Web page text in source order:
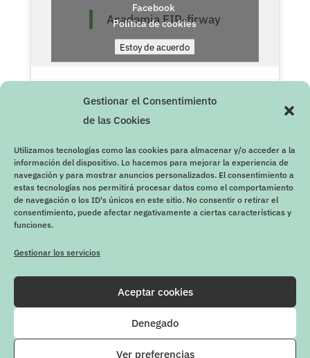
Gestionar el Consentimiento
de las Cookies
Utilizamos tecnologías como las cookies para almacenar y/o acceder a la
información del dispositivo. Lo hacemos para mejorar la experiencia de
navegación y para mostrar anuncios personalizados. El consentimiento a
estas tecnologías nos permitirá procesar datos como el comportamiento
de navegación o los ID's únicos en este sitio. No consentir o retirar el
consentimiento, puede afectar negativamente a ciertas características y
funciones.
Gestionar los servicios
Aceptar cookies
Denegado
Ver preferencias
Academia FIR-firway
Facebook
Política de cookies
Estoy de acuerdo